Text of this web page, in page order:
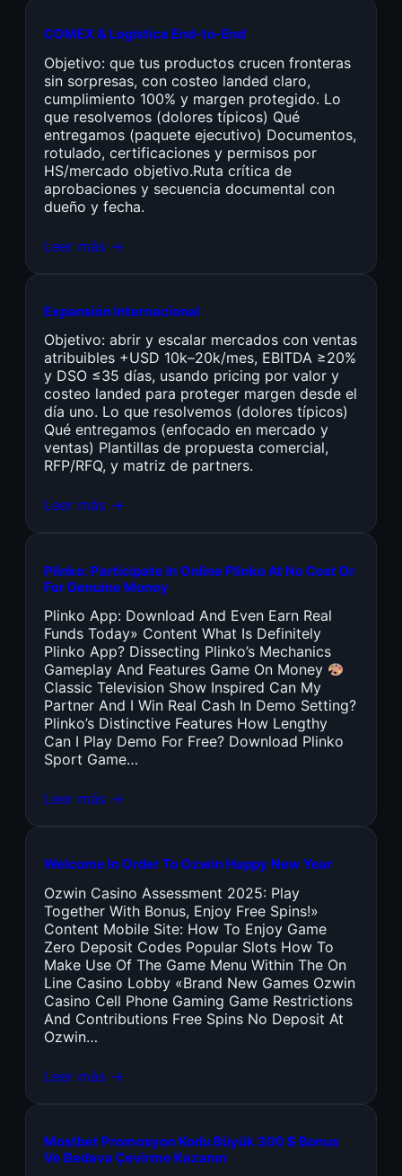
COMEX & Logística End-to-End
Objetivo: que tus productos crucen fronteras
sin sorpresas, con costeo landed claro,
cumplimiento 100% y margen protegido. Lo
que resolvemos (dolores típicos) Qué
entregamos (paquete ejecutivo) Documentos,
rotulado, certificaciones y permisos por
HS/mercado objetivo.Ruta crítica de
aprobaciones y secuencia documental con
dueño y fecha.
Leer más →
Expansión Internacional
Objetivo: abrir y escalar mercados con ventas
atribuibles +USD 10k–20k/mes, EBITDA ≥20%
y DSO ≤35 días, usando pricing por valor y
costeo landed para proteger margen desde el
día uno. Lo que resolvemos (dolores típicos)
Qué entregamos (enfocado en mercado y
ventas) Plantillas de propuesta comercial,
RFP/RFQ, y matriz de partners.
Leer más →
Plinko: Participate In Online Plinko At No Cost Or
For Genuine Money
Plinko App: Download And Even Earn Real
Funds Today» Content What Is Definitely
Plinko App? Dissecting Plinko’s Mechanics
Gameplay And Features Game On Money
Classic Television Show Inspired Can My
Partner And I Win Real Cash In Demo Setting?
Plinko’s Distinctive Features How Lengthy
Can I Play Demo For Free? Download Plinko
Sport Game…
Leer más →
Welcome In Order To Ozwin Happy New Year
Ozwin Casino Assessment 2025: Play
Together With Bonus, Enjoy Free Spins!»
Content Mobile Site: How To Enjoy Game
Zero Deposit Codes Popular Slots How To
Make Use Of The Game Menu Within The On
Line Casino Lobby «Brand New Games Ozwin
Casino Cell Phone Gaming Game Restrictions
And Contributions Free Spins No Deposit At
Ozwin…
Leer más →
Mostbet Promosyon Kodu Büyük 300 $ Bonus
Ve Bedava Çevirme Kazanın